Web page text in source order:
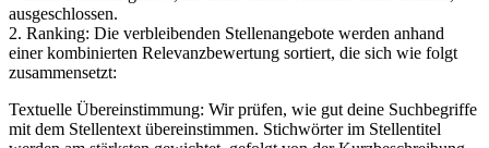
ausgeschlossen.
2. Ranking: Die verbleibenden Stellenangebote werden anhand
einer kombinierten Relevanzbewertung sortiert, die sich wie folgt
zusammensetzt:
Textuelle Übereinstimmung: Wir prüfen, wie gut deine Suchbegriffe
mit dem Stellentext übereinstimmen. Stichwörter im Stellentitel